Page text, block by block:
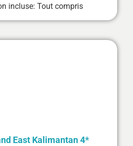
incluse: Tout compris
East Kalimantan 4*